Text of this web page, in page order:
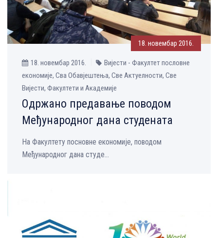
18. новембар 2016.
18. новембар 2016.
Вијести - Факултет пословне
економије, Сва Обавјештења, Све Aктуелности, Све
Вијести, Факултети и Академије
Одржано предавање поводом
Међународног дана студената
На Факултету посновне економије, поводом
Међународног дана студе...